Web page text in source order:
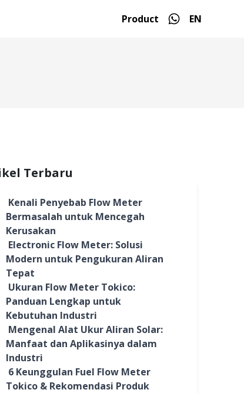
Product EN
Terbaru
Kenali Penyebab Flow Meter
Bermasalah untuk Mencegah
Kerusakan
Electronic Flow Meter: Solusi
Modern untuk Pengukuran Aliran
Tepat
Ukuran Flow Meter Tokico:
Panduan Lengkap untuk
Kebutuhan Industri
Mengenal Alat Ukur Aliran Solar:
Manfaat dan Aplikasinya dalam
Industri
6 Keunggulan Fuel Flow Meter
Tokico & Rekomendasi Produk